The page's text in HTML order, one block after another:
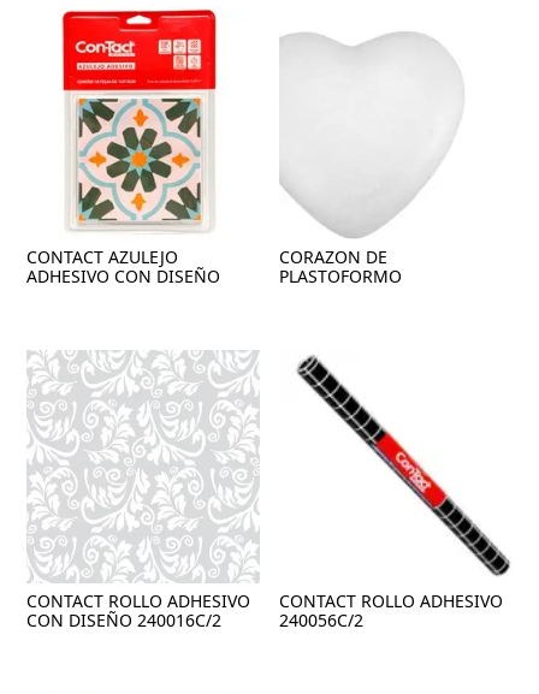
CONTACT AZULEJO
ADHESIVO CON DISEÑO
CORAZON DE
PLASTOFORMO
CONTACT ROLLO ADHESIVO
CON DISEÑO 240016C/2
CONTACT ROLLO ADHESIVO
240056C/2